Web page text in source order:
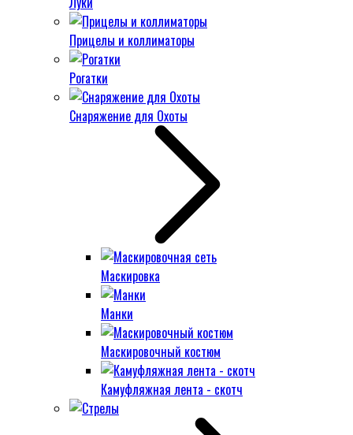
Прицелы и коллиматоры
Рогатки
Снаряжение для Охоты
Маскировка
Манки
Маскировочный костюм
Камуфляжная лента - скотч